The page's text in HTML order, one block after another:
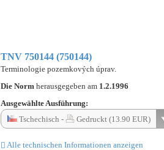
TNV 750144 (750144)
Terminologie pozemkových úprav.
Die Norm herausgegeben am 1.2.1996
Ausgewählte Ausführung:
Tschechisch -
Gedruckt (13.90 EUR)
Alle technischen Informationen anzeigen